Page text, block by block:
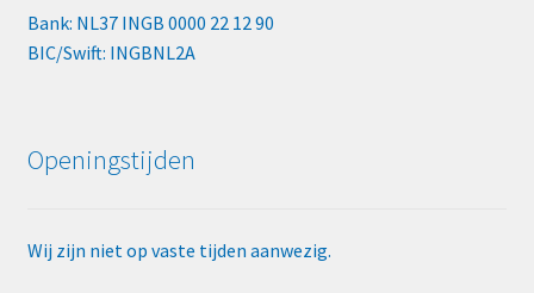
Bank: NL37 INGB 0000 22 12 90
BIC/Swift: INGBNL2A
Openingstijden
Wij zijn niet op vaste tijden aanwezig.